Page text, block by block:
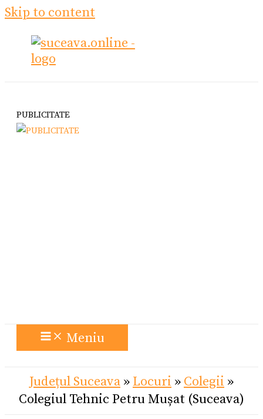
Skip to content
PUBLICITATE
Meniu
Județul Suceava » Locuri » Colegii »
Colegiul Tehnic Petru Mușat (Suceava)